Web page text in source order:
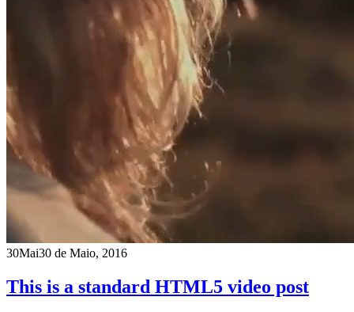
30Mai30 de Maio, 2016
This is a standard HTML5 video post